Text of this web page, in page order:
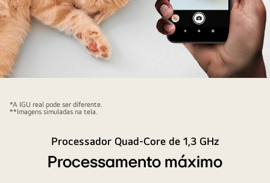
*A IGU real pode ser diferente.
**Imagens simuladas na tela.
Processador Quad-Core de 1,3 GHz
Processamento máximo